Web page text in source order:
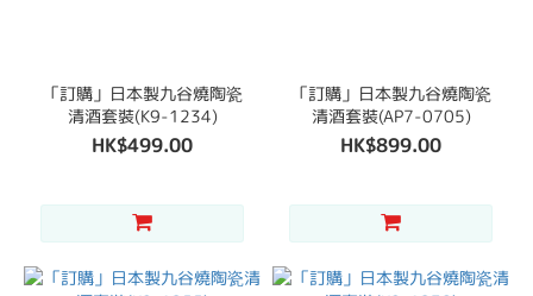
「訂購」日本製九谷燒陶瓷
清酒套裝(K9-1234)
HK$499.00
「訂購」日本製九谷燒陶瓷
清酒套裝(AP7-0705)
HK$899.00